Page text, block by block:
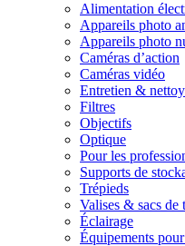
Alimentation
Appareils photo
Appareils photo
Caméras d’action
Caméras vidéo
Entretien &
Filtres
Objectifs
Optique
Pour les
Supports de
Trépieds
Valises & sacs de
Éclairage
Équipements